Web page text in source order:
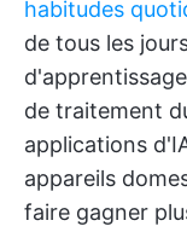
habitudes
de tous les
de traitement
applications
appareils
faire gagner